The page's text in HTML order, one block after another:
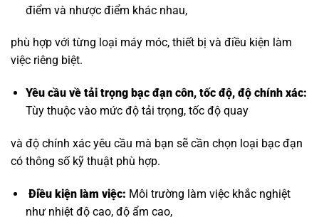
điểm và nhược điểm khác nhau,
phù hợp với từng loại máy móc, thiết bị và điều kiện làm
việc riêng biệt.
Yêu cầu vềtải trọng bạc đạn côn, tốc độ, độ chính xác:
Tùy thuộc vào mức độ tải trọng, tốc độ quay
và độ chính xác yêu cầu mà bạn sẽ cần chọn loại bạc đạn
có thông số kỹ thuật phù hợp.
Điều kiện làm việc: Môi trường làm việc khắc nghiệt
như nhiệt độ cao, độ ẩm cao,